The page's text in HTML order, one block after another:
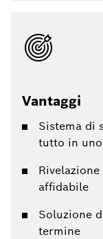
Vantaggi
Sistema di
tutto in uno
affidabile
Soluzione
termine